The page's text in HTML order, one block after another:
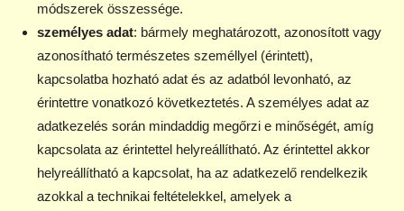
módszerek összessége.
személyes adat: bármely meghatározott, azonosított vagy
azonosítható természetes személlyel (érintett),
kapcsolatba hozható adat és az adatból levonható, az
érintettre vonatkozó következtetés. A személyes adat az
adatkezelés során mindaddig megőrzi e minőségét, amíg
kapcsolata az érintettel helyreállítható. Az érintettel akkor
helyreállítható a kapcsolat, ha az adatkezelő rendelkezik
azokkal a technikai feltételekkel, amelyek a